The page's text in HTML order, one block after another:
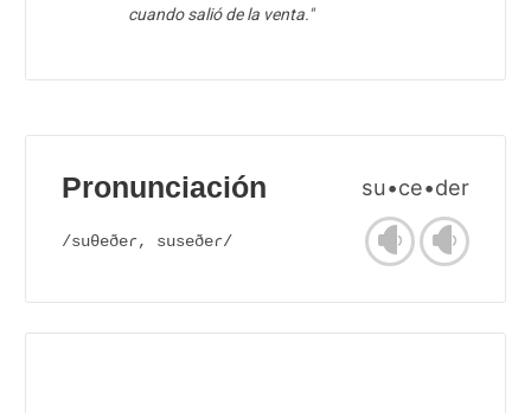
cuando salió de la venta."
Pronunciación su•ce•der
/suθeðeɾ, suseðeɾ/